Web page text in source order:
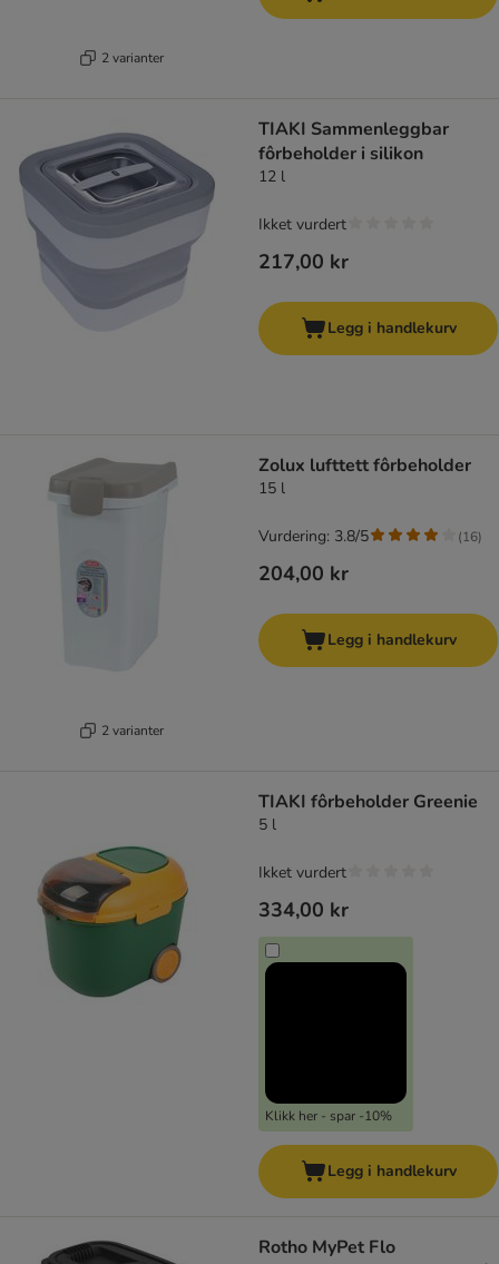
2 varianter
TIAKI Sammenleggbar
fôrbeholder i silikon
12 l
217,00 kr
Ikket vurdert
Legg i handlekurv
2 varianter
Zolux lufttett fôrbeholder
15 l
204,00 kr
Vurdering: 3.8/5 (16)
Legg i handlekurv
TIAKI fôrbeholder Greenie
5 l
334,00 kr
Klikk her - spar -10%
Ikket vurdert
Legg i handlekurv
Rotho MyPet Flo